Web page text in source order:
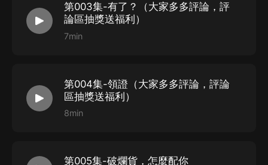
按鈕，將頁面分享至微信內使用微信支付完成購買。
4、在購買過程中，如果您有任何問題，可以按以下步驟
在線客服；
第二步：如果您無法聯系上APP內在線客服，可關注
【喜馬拉雅APP】公眾號，通過下方菜單欄里【我的-在
第三步：如果在線客服都未取得聯系，也可撥打客服電
第003集-有了？（大家多多評論，評
論區抽獎送福利）
7min
第004集-領證（大家多多評論，評論
區抽獎送福利）
8min
第005集-破爛貨，怎麼配你